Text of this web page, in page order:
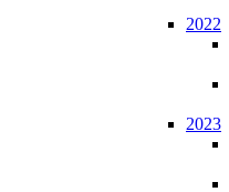
2022
2023